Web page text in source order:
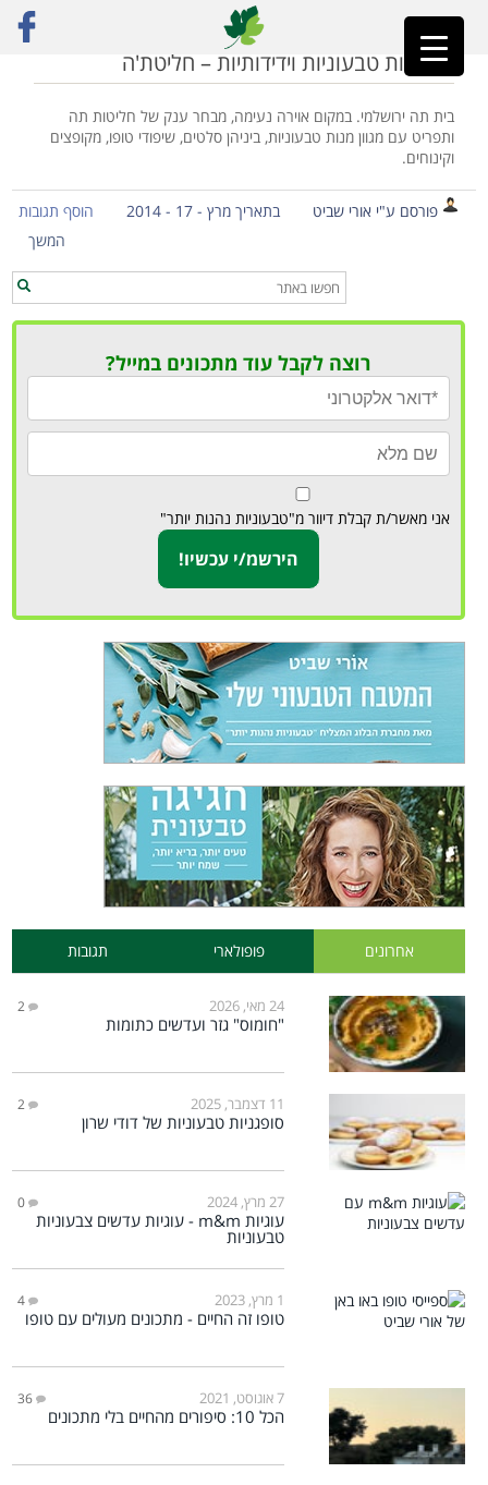
ראשי»בית תה
מסעדות טבעוניות וידידותיות – חליטת'ה
בית תה ירושלמי. במקום אוירה נעימה, מבחר ענק של חליטות תה
ותפריט עם מגוון מנות טבעוניות, ביניהן סלטים, שיפודי טופו, מקופצים
וקינוחים.
פורסם ע"י אורי שביט בתאריך מרץ - 17 - 2014
הוסף תגובות
המשך
רוצה לקבל עוד מתכונים במייל?
אני מאשר/ת קבלת דיוור מ"טבעוניות נהנות יותר"
אחרונים פופולארי תגובות
24 מאי, 2026 2
"חומוס" גזר ועדשים כתומות
11 דצמבר, 2025 2
סופגניות טבעוניות של דודי שרון
27 מרץ, 2024 0
עוגיות m&m - עוגיות עדשים צבעוניות
טבעוניות
1 מרץ, 2023 4
טופו זה החיים - מתכונים מעולים עם טופו
7 אוגוסט, 2021 36
הכל 10: סיפורים מהחיים בלי מתכונים